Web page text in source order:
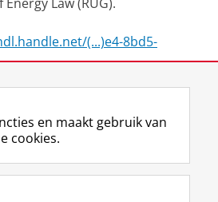
(...)e4-8bd5-
F
a
L
i
R
S
I
n
Y
o
en maakt gebruik van
cookies.